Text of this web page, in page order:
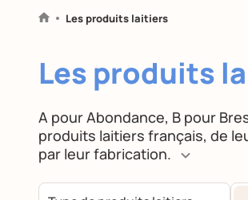
Les produits laitiers
Les produits
A pour Abondance, B pour
produits laitiers français, de
par leur fabrication.